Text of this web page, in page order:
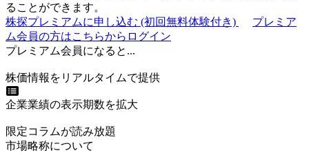
ることができます。
株探プレミアムに申し込む (初回無料体験付き)
プレミア
ム会員の方はこちらからログイン
プレミアム会員になると...
株価情報をリアルタイムで提供
企業業績の表示期数を拡大
限定コラムが読み放題
市場略称について